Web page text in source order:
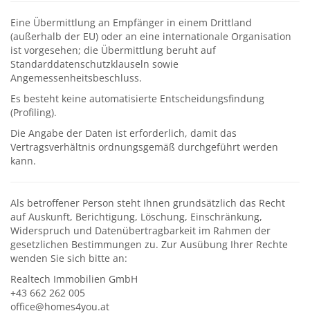
Eine Übermittlung an Empfänger in einem Drittland
(außerhalb der EU) oder an eine internationale Organisation
ist vorgesehen; die Übermittlung beruht auf
Standarddatenschutzklauseln sowie
Angemessenheitsbeschluss.
Es besteht keine automatisierte Entscheidungsfindung
(Profiling).
Die Angabe der Daten ist erforderlich, damit das
Vertragsverhältnis ordnungsgemäß durchgeführt werden
kann.
Als betroffener Person steht Ihnen grundsätzlich das Recht
auf Auskunft, Berichtigung, Löschung, Einschränkung,
Widerspruch und Datenübertragbarkeit im Rahmen der
gesetzlichen Bestimmungen zu. Zur Ausübung Ihrer Rechte
wenden Sie sich bitte an:
Realtech Immobilien GmbH
+43 662 262 005
office@homes4you.at